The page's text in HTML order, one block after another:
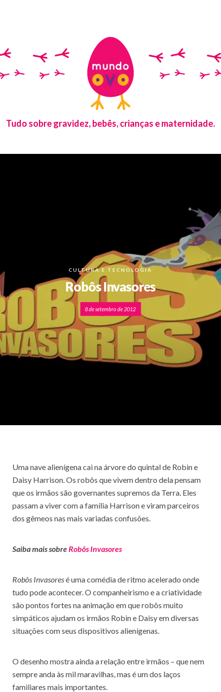
Tudo sobre gravidez, bebês, crianças e maternidade.
CULTURA E TECNOLOGIA
Robôs Invasores
8 de setembro de 2012
Uma nave alienígena cai na árvore do quintal de Robin e
Daisy Harrison. Os robôs que vivem dentro dela pensam
que os irmãos são governantes supremos da Terra. Eles
passam a viver com a família Harrison e viram parceiros
dos gêmeos nas mais variadas confusões.
Saiba mais sobreRobôs Invasores
Robôs Invasoresé uma comédia de ritmo acelerado onde
tudo pode acontecer. O companheirismo e a criatividade
são pontos fortes na animação em que robôs muito
simpáticos ajudam os irmãos Robin e Daisy em diversas
situações com seus dispositivos alienígenas.
O desenho mostra ainda a relação entre irmãos – que nem
sempre anda às mil maravilhas, mas é um dos laços
familiares mais importantes.